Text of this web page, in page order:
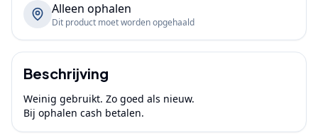
Alleen ophalen
Dit product moet worden opgehaald
Beschrijving
Weinig gebruikt. Zo goed als nieuw.
Bij ophalen cash betalen.